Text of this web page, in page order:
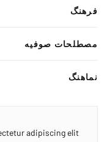
فرهنگ
مصطلحات صوفیه
نماهنگ
adipiscing elit